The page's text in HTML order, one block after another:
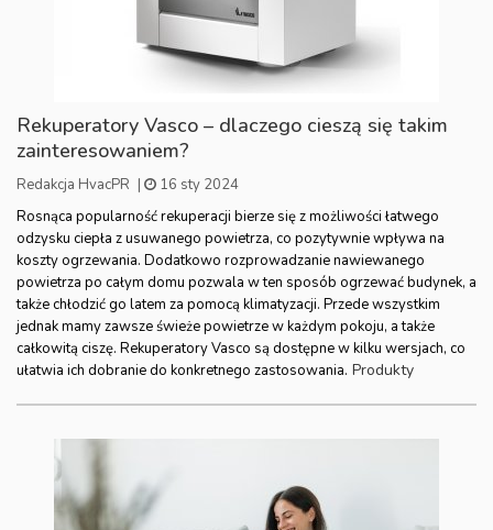
Rekuperatory Vasco – dlaczego cieszą się takim
zainteresowaniem?
Redakcja HvacPR |
16 sty 2024
Rosnąca popularność rekuperacji bierze się z możliwości łatwego
odzysku ciepła z usuwanego powietrza, co pozytywnie wpływa na
koszty ogrzewania. Dodatkowo rozprowadzanie nawiewanego
powietrza po całym domu pozwala w ten sposób ogrzewać budynek, a
także chłodzić go latem za pomocą klimatyzacji. Przede wszystkim
jednak mamy zawsze świeże powietrze w każdym pokoju, a także
całkowitą ciszę. Rekuperatory Vasco są dostępne w kilku wersjach, co
ułatwia ich dobranie do konkretnego zastosowania. Produkty